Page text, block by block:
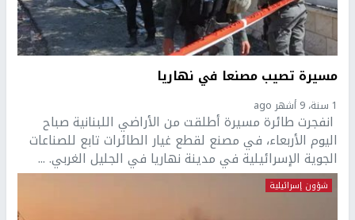
مسيرة تصيب مصنعا في نهاريا
1 سنة، 9 أشهر ago
انفجرت طائرة مسيرة أطلقت من الأراضي اللبنانية صباح
اليوم الأربعاء، في مصنع لقطع غيار الطائرات تابع للصناعات
الجوية الإسرائيلية في مدينة نهاريا في الجليل الغربي. ...
شؤون إسرائيلية